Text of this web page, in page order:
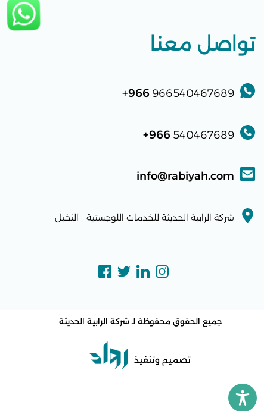
تواصل معنا
966540467689
966+
540467689
966+
info@rabiyah.com
شركة الرابية الحديثة للخدمات اللوجستية - النخيل
جميع الحقوق محفوظة لـشركة الرابية الحديثة
تصميم وتنفيذ